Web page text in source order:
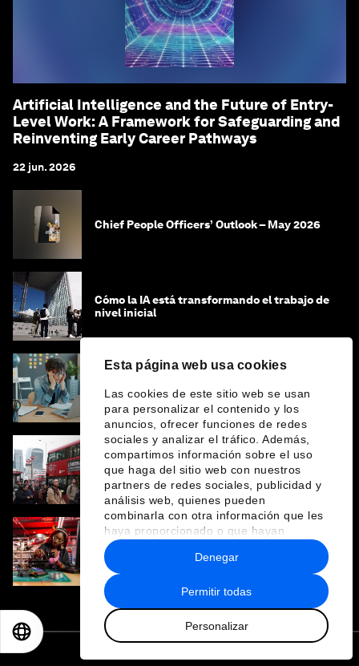
Esta página web usa cookies
Las cookies de este sitio web se usan
para personalizar el contenido y los
anuncios, ofrecer funciones de redes
sociales y analizar el tráfico. Además,
compartimos información sobre el uso
que haga del sitio web con nuestros
partners de redes sociales, publicidad y
análisis web, quienes pueden
combinarla con otra información que les
haya proporcionado o que hayan
recopilado a partir del uso que haya
hecho de sus servicios.
Permitir todas
Personalizar
Denegar
Artificial Intelligence and the Future of Entry-
Level Work: A Framework for Safeguarding and
Reinventing Early Career Pathways
22 jun. 2026
Chief People Officers’ Outlook – May 2026
Cómo la IA está transformando el trabajo de
nivel inicial
tardíos de neurodiversidad perjudican a las
mujeres y a las economías
Por qué el debate sobre el regreso a la
oficina ignora la pregunta clave
Día Internacional de la Mujer: ¿qué es y por
qué lo necesitamos?
EN